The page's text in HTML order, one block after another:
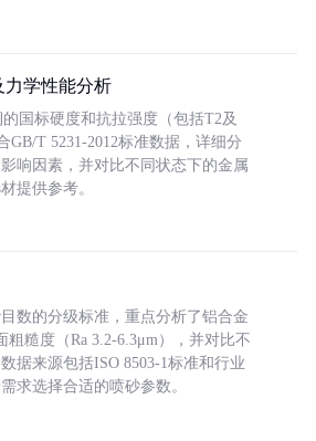
力学性能分析
国标硬度和抗拉强度（包括T2及
GB/T 5231-2012标准数据，详细分
响因素，并对比不同状态下的金属
提供参考。
数的分级标准，重点分析了铝合金
粗糙度（Ra 3.2-6.3μm），并对比不
据来源包括ISO 8503-1标准和行业
求选择合适的喷砂参数。